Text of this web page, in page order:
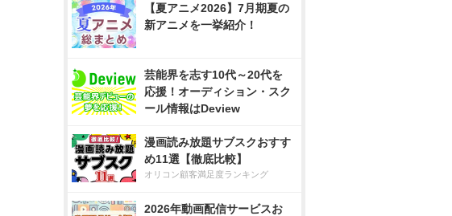
【夏アニメ2026】7月期夏の
新アニメを一挙紹介！
芸能界を志す10代～20代を
応援！オーディション・スク
ール情報はDeview
漫画読み放題サブスクおすす
め11選【徹底比較】
オリコン顧客満足度ランキング
2026年動画配信サービスお